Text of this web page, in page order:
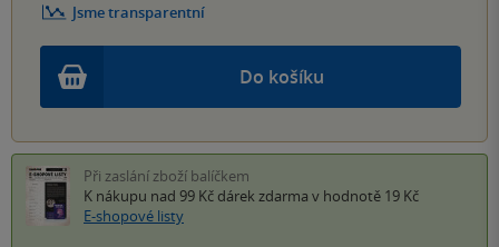
Do košíku
Jsme transparentní
Při zaslání zboží balíčkem
K nákupu nad 99 Kč dárek zdarma v hodnotě 19 Kč
E-shopové listy